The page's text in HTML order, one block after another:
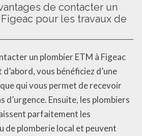
de contacter un
pour les travaux de
un plombier ETM à Figeac
vous bénéficiez d’une
qui vous permet de recevoir
d’urgence. Ensuite, les plombiers
parfaitement les
de plomberie local et peuvent